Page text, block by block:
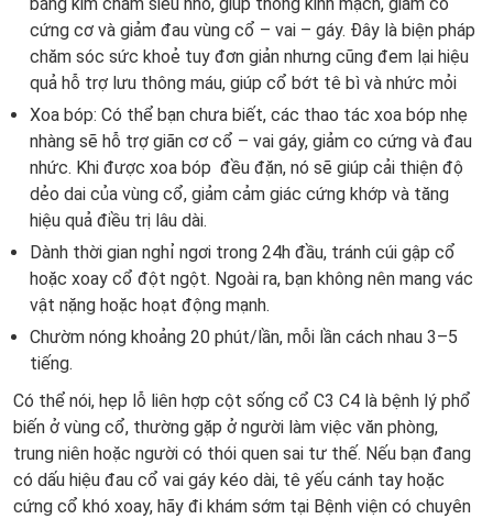
cứng cơ và giảm đau vùng cổ – vai – gáy. Đây là biện pháp
chăm sóc sức khoẻ tuy đơn giản nhưng cũng đem lại hiệu
quả hỗ trợ lưu thông máu, giúp cổ bớt tê bì và nhức mỏi
Xoa bóp: Có thể bạn chưa biết, các thao tác xoa bóp nhẹ
nhàng sẽ hỗ trợ giãn cơ cổ – vai gáy, giảm co cứng và đau
nhức. Khi được xoa bóp đều đặn, nó sẽ giúp cải thiện độ
dẻo dai của vùng cổ, giảm cảm giác cứng khớp và tăng
hiệu quả điều trị lâu dài.
Dành thời gian nghỉ ngơi trong 24h đầu, tránh cúi gập cổ
hoặc xoay cổ đột ngột. Ngoài ra, bạn không nên mang vác
vật nặng hoặc hoạt động mạnh.
Chườm nóng khoảng 20 phút/lần, mỗi lần cách nhau 3–5
tiếng.
Có thể nói, hẹp lỗ liên hợp cột sống cổ C3 C4 là bệnh lý phổ
biến ở vùng cổ, thường gặp ở người làm việc văn phòng,
trung niên hoặc người có thói quen sai tư thế. Nếu bạn đang
có dấu hiệu đau cổ vai gáy kéo dài, tê yếu cánh tay hoặc
cứng cổ khó xoay, hãy đi khám sớm tại Bệnh viện có chuyên